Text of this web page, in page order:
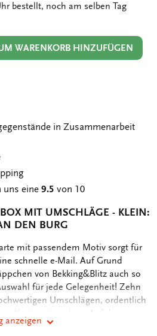
bestellt, noch am selben Tag
WARENKORB HINZUFÜGEN
in Zusammenarbeit
uns eine9.5 von 10
MIT UMSCHLÄGE - KLEIN: F
DEN BURG
mit passendem Motiv sorgt für
schnelle e-Mail. Auf Grund
von Bekking&Blitz auch so
für jede Gelegenheit! Zehn
Umschlägen, ordentlich
Kartenmäppchen. Auf der
die verschiedenen Motive
anzeigen